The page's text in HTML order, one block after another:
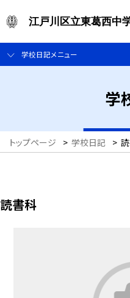
江戸川区立東葛西中
学校日記メニュー
学
トップページ > 学校日記 >
読書科